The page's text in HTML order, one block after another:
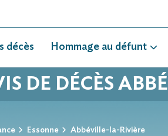
décès Hommage au défunt
DE DÉCÈS
Essonne Abbéville-la-Rivière